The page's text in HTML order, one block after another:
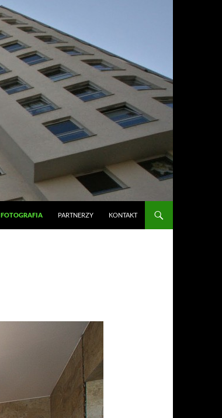
FOTOGRAFIA PARTNERZY KONTAKT